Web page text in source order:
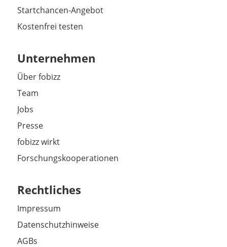
Startchancen-Angebot
Kostenfrei testen
Unternehmen
Über fobizz
Team
Jobs
Presse
fobizz wirkt
Forschungskooperationen
Rechtliches
Impressum
Datenschutzhinweise
AGBs